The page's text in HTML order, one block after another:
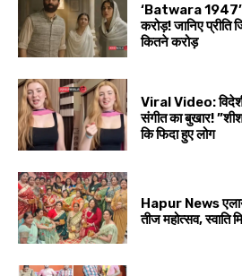
‘Batwara 1947’
करोड़! जानिए
कितने करोड़
Viral Video: विदेशी
संगीत का बुखार!
कि फिदा हुए लोग
Hapur News
तीज महोत्सव, स्वाति